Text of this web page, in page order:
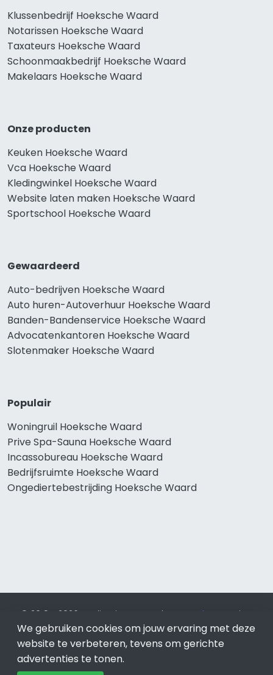
Klussenbedrijf Hoeksche Waard
Notarissen Hoeksche Waard
Taxateurs Hoeksche Waard
Schoonmaakbedrijf Hoeksche Waard
Makelaars Hoeksche Waard
Onze producten
Keuken Hoeksche Waard
Vca Hoeksche Waard
Kledingwinkel Hoeksche Waard
Website laten maken Hoeksche Waard
Sportschool Hoeksche Waard
Gewaardeerd
Auto-bedrijven Hoeksche Waard
Auto huren-Autoverhuur Hoeksche Waard
Banden-Bandenservice Hoeksche Waard
Advocatenkantoren Hoeksche Waard
Slotenmaker Hoeksche Waard
Populair
Woningruil Hoeksche Waard
Prive Spa-Sauna Hoeksche Waard
Incassobureau Hoeksche Waard
Bedrijfsruimte Hoeksche Waard
Ongediertebestrijding Hoeksche Waard
© 2019 - 2026 Realisatie en SEO door SEO-bureau
Lion
Internet. Betaal alleen voor bewezen resultaten?SEO
optimalisatie No Cure No Pay.Hoeksche Waardis onderdeel
van Lion Internet.
We gebruiken cookies om jouw ervaring met deze
website te verbeteren, tevens om gerichte
advertenties te tonen.